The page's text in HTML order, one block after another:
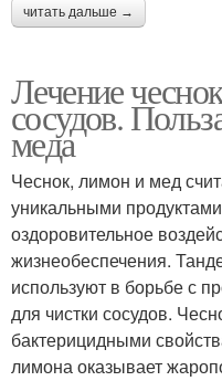
читать дальше →
Лечение
сосудов.
меда
Чеснок, лимон и мед
уникальными
оздоровительное
жизнеобеспечения.
используют в борьбе с
для чистки сосудов.
бактерицидными
лимона оказывает